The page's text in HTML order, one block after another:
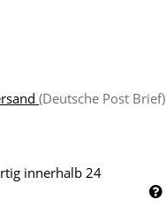
(Deutsche Post Brief)
innerhalb 24